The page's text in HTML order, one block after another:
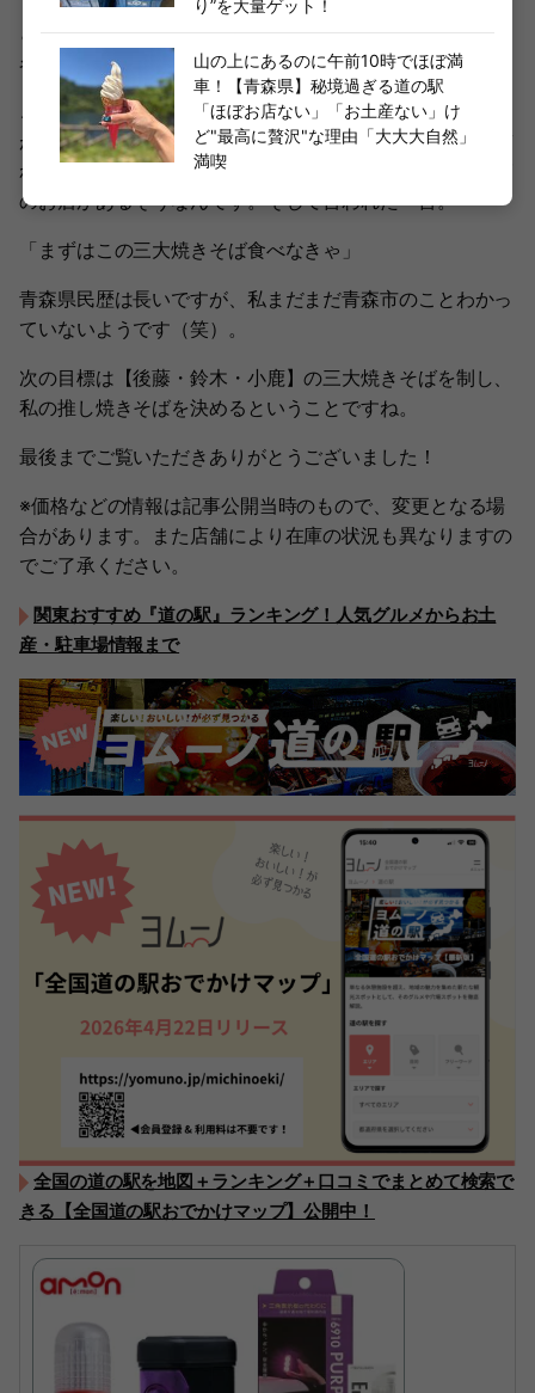
どこの焼きそばが好き？と。すると、川村以外で多かった
名前が、【後藤・鈴木・小鹿】。
この3店舗は実店舗で焼きそばを提供していて、親が後藤
が好きで後藤以外食べたことがないとか、定期的にそれぞ
れ購入しにいっているとか、家庭によって好きな焼きそば
のお店があるそうなんです。そして言われた一言。
「まずはこの三大焼きそば食べなきゃ」
青森県民歴は長いですが、私まだまだ青森市のことわかっ
ていないようです（笑）。
次の目標は【後藤・鈴木・小鹿】の三大焼きそばを制し、
私の推し焼きそばを決めるということですね。
最後までご覧いただきありがとうございました！
※価格などの情報は記事公開当時のもので、変更となる場
合があります。また店舗により在庫の状況も異なりますの
でご了承ください。
関東おすすめ『道の駅』ランキング！人気グルメからお土
産・駐車場情報まで
全国の道の駅を地図＋ランキング＋口コミでまとめて検索で
きる【全国道の駅おでかけマップ】公開中！
り”を大量ゲット！
山の上にあるのに午前10時でほぼ満
車！【青森県】秘境過ぎる道の駅
「ほぼお店ない」「お土産ない」け
ど"最高に贅沢"な理由「大大大自然」
満喫